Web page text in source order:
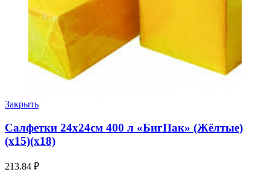
Закрыть
Салфетки 24х24см 400 л «БигПак» (Жёлтые)
(х15)(х18)
213.84 ₽